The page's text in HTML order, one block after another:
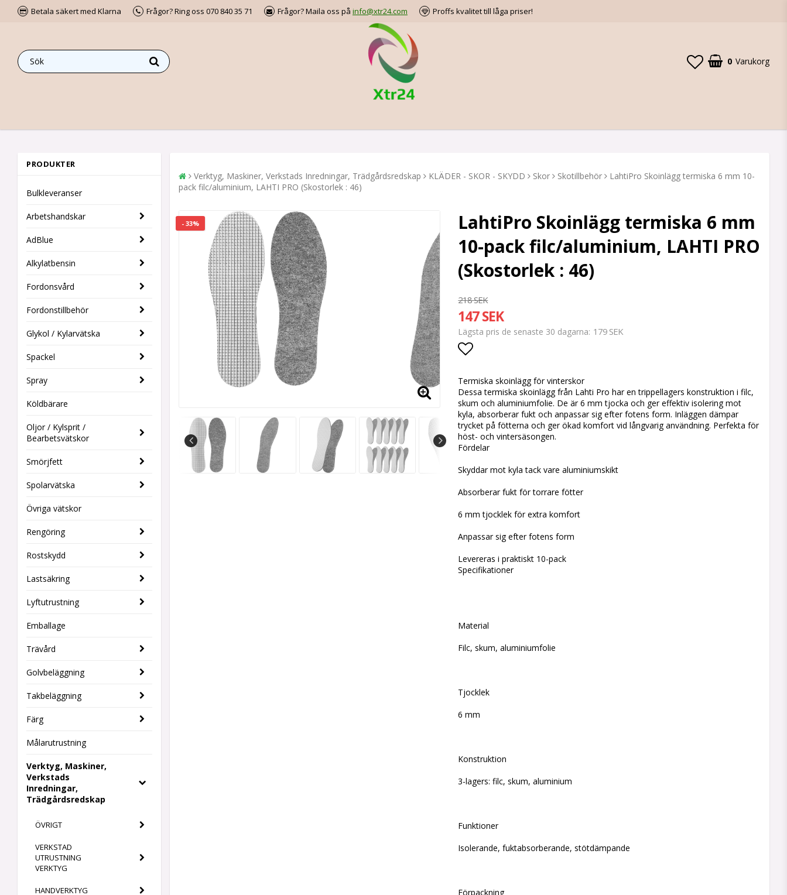
Betala säkert med Klarna Frågor? Ring oss 070 840 35 71 Frågor? Maila oss på info@xtr24.com Proffs kvalitet till låga priser!
0 Varukorg
PRODUKTER
Bulkleveranser
Arbetshandskar
AdBlue
Alkylatbensin
Fordonsvård
Fordonstillbehör
Glykol / Kylarvätska
Spackel
Spray
Köldbärare
Oljor / Kylsprit /
Bearbetsvätskor
Smörjfett
Spolarvätska
Övriga vätskor
Rengöring
Rostskydd
Lastsäkring
Lyftutrustning
Emballage
Trävård
Golvbeläggning
Takbeläggning
Färg
Målarutrustning
Verktyg, Maskiner,
Verkstads
Inredningar,
Trädgårdsredskap
ÖVRIGT
VERKSTAD
UTRUSTNING
VERKTYG
HANDVERKTYG
Verktyg, Maskiner, Verkstads Inredningar, Trädgårdsredskap KLÄDER - SKOR - SKYDD Skor Skotillbehör
LahtiPro Skoinlägg termiska 6 mm 10-
pack filc/aluminium, LAHTI PRO (Skostorlek : 46)
- 33%
LahtiPro Skoinlägg termiska 6 mm
10-pack filc/aluminium, LAHTI PRO
(Skostorlek : 46)
218 SEK
147 SEK
Lägsta pris de senaste 30 dagarna 179 SEK
Termiska skoinlägg för vinterskor
Dessa termiska skoinlägg från Lahti Pro har en trippellagers konstruktion i filc,
skum och aluminiumfolie. De är 6 mm tjocka och ger effektiv isolering mot
kyla, absorberar fukt och anpassar sig efter fotens form. Inläggen dämpar
trycket på fötterna och ger ökad komfort vid långvarig användning. Perfekta för
höst- och vintersäsongen.
Fördelar
Skyddar mot kyla tack vare aluminiumskikt
Absorberar fukt för torrare fötter
6 mm tjocklek för extra komfort
Anpassar sig efter fotens form
Levereras i praktiskt 10-pack
Specifikationer
Material
Filc, skum, aluminiumfolie
Tjocklek
6 mm
Konstruktion
3-lagers: filc, skum, aluminium
Funktioner
Isolerande, fuktabsorberande, stötdämpande
Förpackning